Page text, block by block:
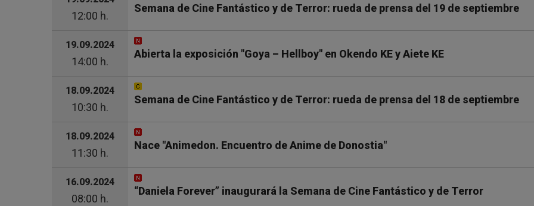
12:00 h.
Semana de Cine Fantástico y de Terror: rueda de prensa del 19 de septiembre
19.09.2024
14:00 h.
Abierta la exposición "Goya – Hellboy" en Okendo KE y Aiete KE
18.09.2024
10:30 h.
Semana de Cine Fantástico y de Terror: rueda de prensa del 18 de septiembre
18.09.2024
11:30 h.
Nace "Animedon. Encuentro de Anime de Donostia"
16.09.2024
08:00 h.
“Daniela Forever” inaugurará la Semana de Cine Fantástico y de Terror